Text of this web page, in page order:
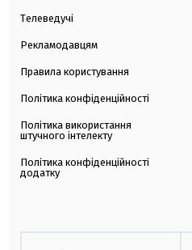
Телеведучі
Рекламодавцям
Правила користування
Політика конфіденційності
Політика використання
штучного інтелекту
Політика конфіденційності
додатку